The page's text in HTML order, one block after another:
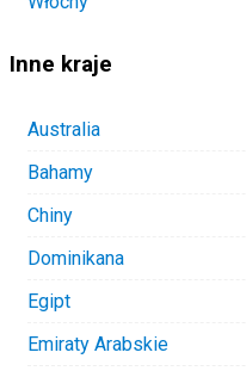
Inne kraje
Australia
Bahamy
Chiny
Dominikana
Egipt
Emiraty Arabskie